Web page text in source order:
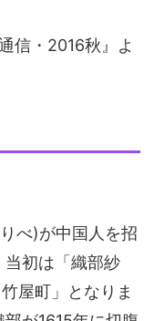
信・2016秋』よ
べ)が中国人を招
当初は「織部紗
屋町」となりま